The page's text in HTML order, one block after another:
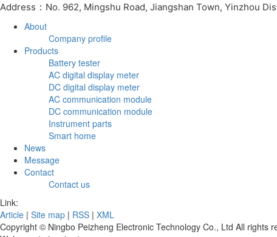
Address ： No. 962, Mingshu Road, Jiangshan Town, Yinzhou
About
Company profile
Products
Battery tester
AC digital display meter
DC digital display meter
AC communication module
DC communication module
Instrument parts
Smart home
News
Message
Contact
Contact us
Link:
Article | Site map | RSS | XML
Copyright © Ningbo Peizheng Electronic Technology Co., Ltd All rights